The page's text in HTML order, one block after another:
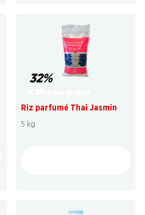
32%
Riz parfumé Thai Jasmin
5 kg